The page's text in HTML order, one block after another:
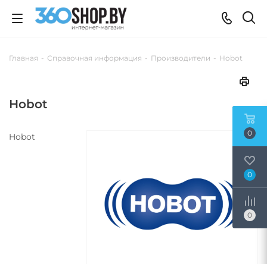
Главная - Справочная информация - Производители - Hobot
Hobot
Hobot 0
0
0